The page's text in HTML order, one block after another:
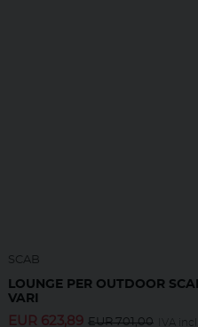
SCAB
LOUNGE PER OUTDOOR
VARI
EUR 623,89 EUR701,00 IVA incl.